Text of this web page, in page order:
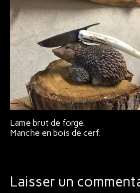
Couteau fixe et dague
À table
Bijoux
Lame brut de forge.
Manche en bois de cerf.
Laisser un